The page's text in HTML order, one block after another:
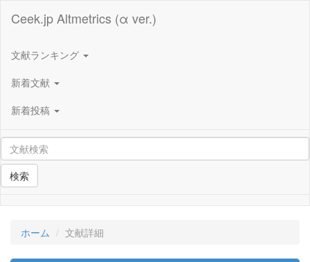
Ceek.jp Altmetrics (α ver.)
文献ランキング
新着文献
新着投稿
検索
ホーム 文献詳細